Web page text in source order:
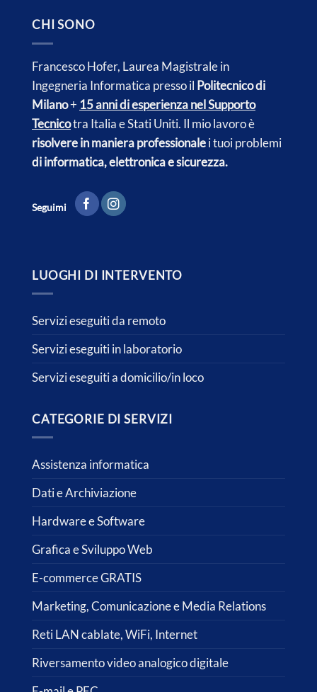
CHI SONO
Francesco Hofer, Laurea Magistrale in
Ingegneria Informatica presso il Politecnico di
Milano+ 15 anni di esperienza nel Supporto
Tecnicotra Italia eStati Uniti. Il mio lavoro è
risolvere in maniera professionalei tuoi problemi
di informatica, elettronica e sicurezza.
Seguimi
LUOGHI DI INTERVENTO
Servizi eseguiti da remoto
Servizi eseguiti in laboratorio
Servizi eseguiti a domicilio/in loco
CATEGORIE DI SERVIZI
Assistenza informatica
Dati e Archiviazione
Hardware e Software
Grafica e Sviluppo Web
E-commerce GRATIS
Marketing, Comunicazione e Media Relations
Reti LAN cablate, WiFi, Internet
Riversamento video analogico digitale